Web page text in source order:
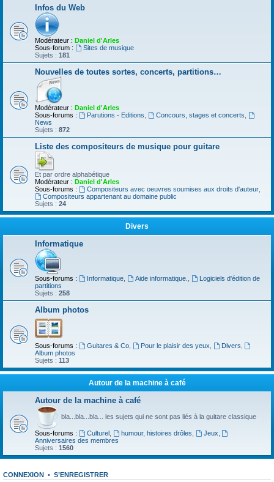
Infos du Web
Modérateur : Daniel d'Arles
Sous-forum :
Sites de musique
Sujets : 181
Nouvelles de toutes sortes, concerts, partitions…
Modérateur : Daniel d'Arles
Sous-forums :
Parutions - Editions Concours, stages et concerts
News
Sujets : 872
Liste des compositeurs de musique pour guitare
Et par ordre alphabétique
Modérateur : Daniel d'Arles
Sous-forums :
Compositeurs avec oeuvres soumises aux droits d'auteur,
Compositeurs appartenant au domaine public
Sujets : 24
Divers
Informatique
Sous-forums : Informatique, Aide informatique.
Logiciels d'édition de
partitions
Sujets : 258
Album photos
Sous-forums : Guitares & Co, Pour le plaisir des yeux Divers
Album photos
Sujets : 113
Autour de la machine à café
Autour de la machine à café
bla...bla...bla... les sujets qui ne sont pas liés à la guitare classique
Sous-forums : Culturel, humour, histoires drôles Jeux
Anniversaires des membres
Sujets : 1560
CONNEXION • S’ENREGISTRER